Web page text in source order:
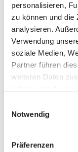
personalisieren,
zu können und die
analysieren.
Verwendung
soziale Medien,
Partner führen
weiteren Daten
Notwendig
Präferenzen
Infrastruktur
Betten